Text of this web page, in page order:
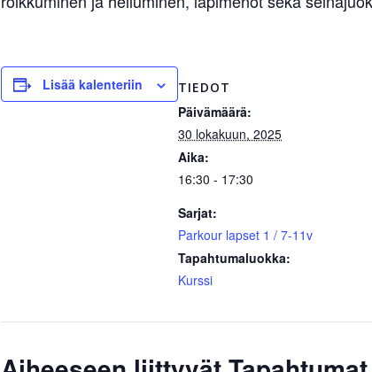
Lisää kalenteriin TIEDOT
Päivämäärä:
30 lokakuun, 2025
Aika:
16:30 - 17:30
Sarjat:
Parkour lapset 1 / 7-11v
Tapahtumaluokka:
Kurssi